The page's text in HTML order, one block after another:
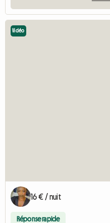
Vidéo
16 € / nuit
Réponse rapide